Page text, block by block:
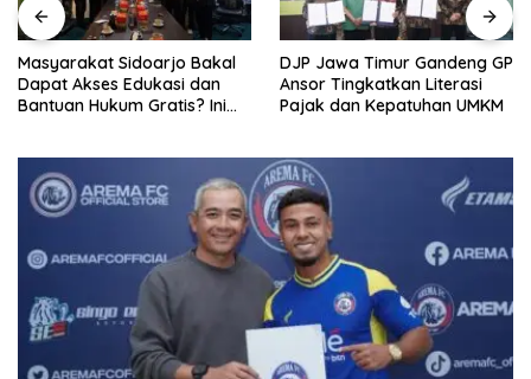
Masyarakat Sidoarjo Bakal
Dapat Akses Edukasi dan
Bantuan Hukum Gratis? Ini
DJP Jawa Timur Gandeng GP
Ansor Tingkatkan Literasi
Pajak dan Kepatuhan UMKM